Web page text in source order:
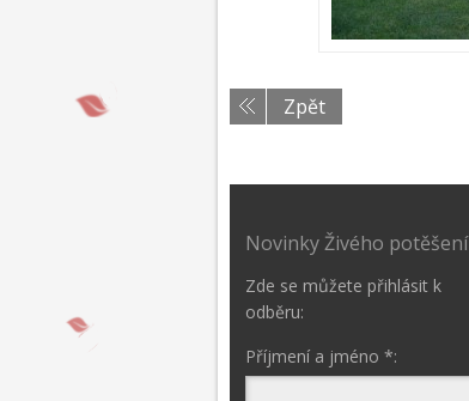
Zpět
Novinky Živého potěšení
Zde se můžete přihlásit k
odběru:
Příjmení a jméno *: